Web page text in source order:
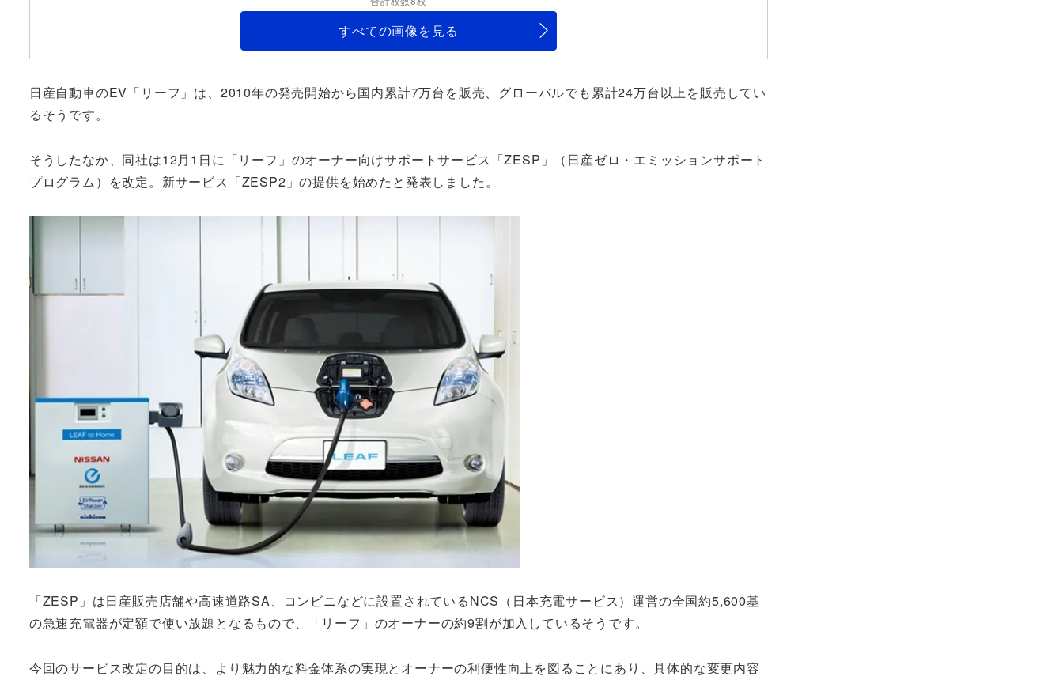
すべての画像を見る
日産自動車のEV「リーフ」は、2010年の発売開始から国内累計7万台を販売、グローバルでも累計24万台以上を販売してい
るそうです。
そうしたなか、同社は12月1日に「リーフ」のオーナー向けサポートサービス「ZESP」（日産ゼロ・エミッションサポート
プログラム）を改定。新サービス「ZESP2」の提供を始めたと発表しました。
「ZESP」は日産販売店舗や高速道路SA、コンビニなどに設置されているNCS（日本充電サービス）運営の全国約5,600基
の急速充電器が定額で使い放題となるもので、「リーフ」のオーナーの約9割が加入しているそうです。
今回のサービス改定の目的は、より魅力的な料金体系の実現とオーナーの利便性向上を図ることにあり、具体的な変更内容